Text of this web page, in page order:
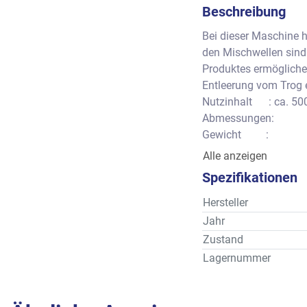
Beschreibung
Bei dieser Maschine
den Mischwellen
Produktes
Entleerung vom
Nutzinhalt      : ca.
Abmessungen:
Gewicht         :
Alle Angaben
Alle anzeigen
Spezifikationen
Hersteller
Jahr
Zustand
Lagernummer